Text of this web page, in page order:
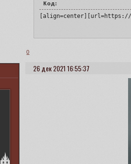
Код:
0
26 дек 2021 16:55:37